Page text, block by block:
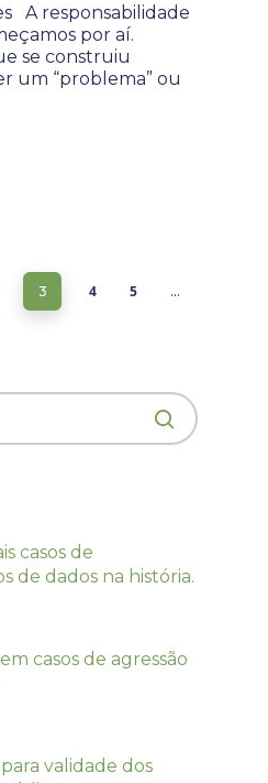
A responsabilidade
por aí.
se construiu
um “problema” ou
3 4 5 …
casos de
de dados na história.
casos de agressão
validade dos